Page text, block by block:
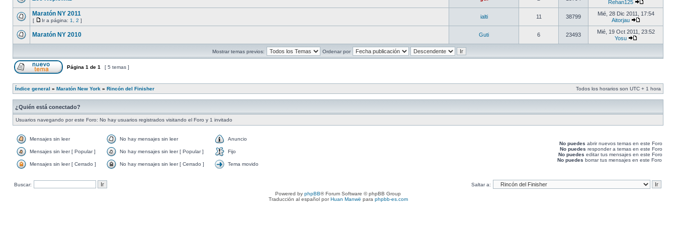
Rehan125
Maratón NY 2011
[ Ir a página: 1 2 ]
ialti 11 38799
Mié, 28 Dic 2011, 17:54
Aitorjau
Maratón NY 2010 Guti 6 23493
Mié, 19 Oct 2011, 23:52
Yosu
Mostrar temas previos: Ordenar por
Página 1 de 1 [ 5 temas ]
Índice general » Maratón New York » Rincón del Finisher Todos los horarios son UTC + 1 hora
¿Quién está conectado?
Usuarios navegando por este Foro: No hay usuarios registrados visitando el Foro y 1 invitado
Mensajes sin leer No hay mensajes sin leer Anuncio
Mensajes sin leer [ Popular ] No hay mensajes sin leer [ Popular ] Fijo
Mensajes sin leer [ Cerrado ] No hay mensajes sin leer [ Cerrado ] Tema movido
No puedes abrir nuevos temas en este Foro
No puedes responder a temas en este Foro
No puedes editar tus mensajes en este Foro
No puedes borrar tus mensajes en este Foro
Buscar:
Saltar a:
Powered by phpBB® Forum Software © phpBB Group
Traducción al español porHuan Manwë para phpbb-es.com